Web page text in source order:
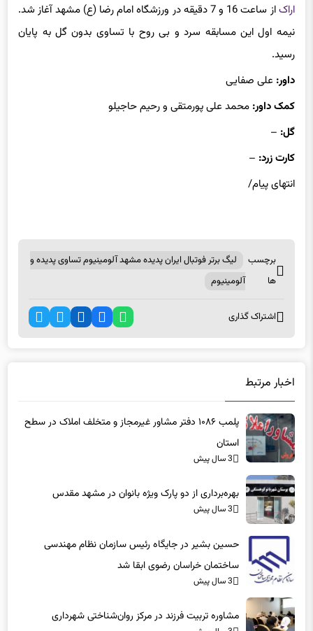
اراک
از ساعت 16 و 7 دقیقه در ورزشگاه امام رضا (ع) مشهد آغاز شد.
نیمه اول این مسابقه سرد و بی روح با تساوی بدون گل به پایان
رسید.
داور: علی صفایی
کمک داور: محمد علیپورمتقی و رحیم حاجیلو
گل: –
کارت زرد: –
انتهایپیام/
برچسب
ها
لیگ برتر فوتبال ایران پدیده مشهد آلومینیوم تساوی پدیده و
آلومینیوم
اشتراک گذاری
اخبار مرتبط
پلمب ۱۰۸۶ دفتر مشاور غیرمجاز و متخلف املاک در سطح
استان
3 سال پیش
بهره‌برداری از دو پارک ویژه بانوان در مشهد مقدس
3 سال پیش
حسین بشیر در جایگاه رئیس سازمان نظام مهندسی
ساختمان خراسان رضوی ابقا شد
3 سال پیش
مشاوره تربیت فرزند در مرکز روان‌شناختی شهرداری